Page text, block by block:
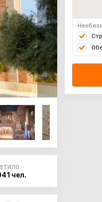
чел.